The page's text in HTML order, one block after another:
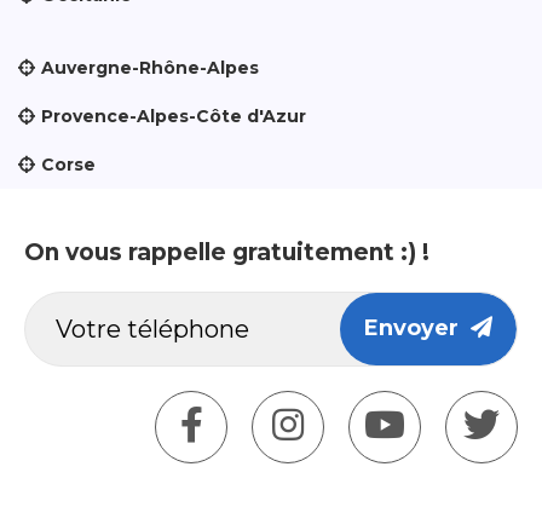
Auvergne-Rhône-Alpes
Provence-Alpes-Côte d'Azur
Corse
On vous rappelle gratuitement :) !
Envoyer